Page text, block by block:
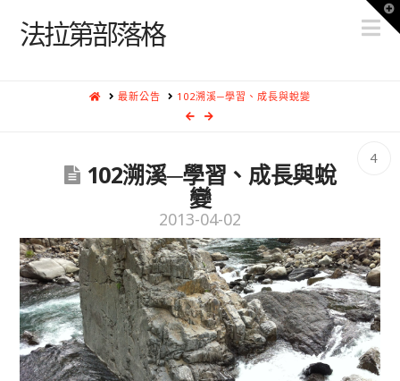
法拉第部落格
HOME最新公告 102溯溪─學習、成長與蛻變
4
102溯溪─學習、成長與蛻
變
2013-04-02